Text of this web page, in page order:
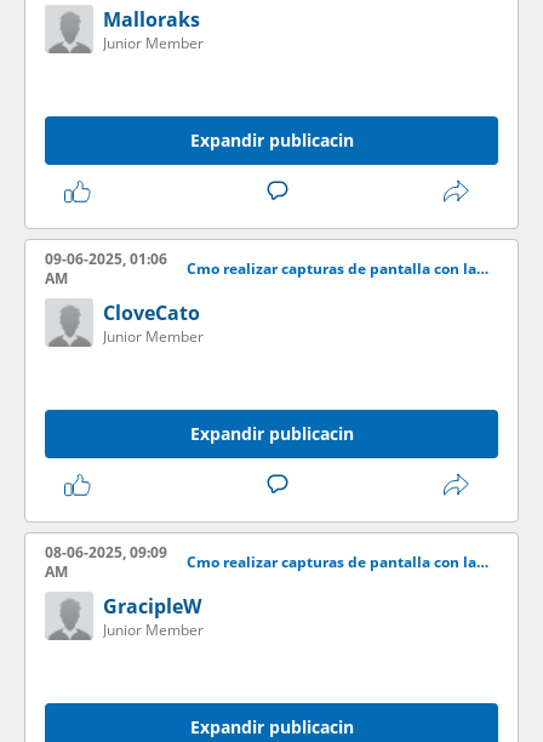
Malloraks
Junior Member
Expandir publicacin
09-06-2025, 01:06
AM
Cmo realizar capturas de pantalla con la aplicacin LightShot
CloveCato
Junior Member
Expandir publicacin
08-06-2025, 09:09
AM
Cmo realizar capturas de pantalla con la aplicacin LightShot
GracipleW
Junior Member
Expandir publicacin